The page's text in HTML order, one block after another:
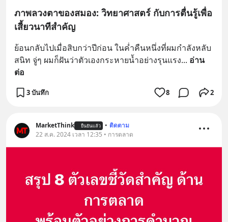
ภาพลวงตาของสมอง: วิทยาศาสตร์ กับการตื่นรู้เพื่อ
เสี้ยวนาทีสำคัญ
ย้อนกลับไปเมื่อสิบกว่าปีก่อน ในค่ำคืนหนึ่งที่ผมกำลังหลับ
สนิท จู่ๆ ผมก็ฝันว่าตัวเองกระหายน้ำอย่างรุนแรง... อ่าน
ต่อ
3 บันทึก 8 2
MarketThink ยืนยันแล้ว • ติดตาม
22 ส.ค. 2024 เวลา 12:35 • การตลาด